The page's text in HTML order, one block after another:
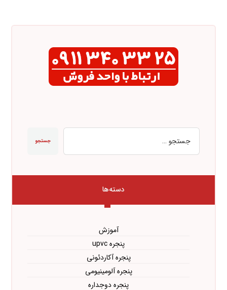
جستجو
دسته‌ها
آموزش
پنجره upvc
پنجره آکاردئونی
پنجره آلومینیومی
پنجره دوجداره